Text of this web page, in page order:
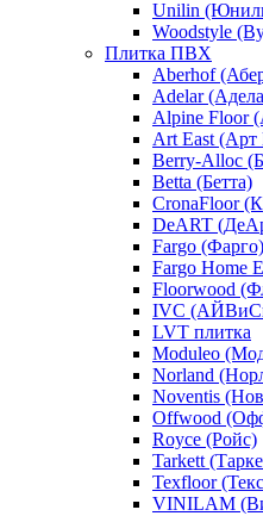
Unilin
Woodstyle
Плитка ПВХ
Aberhof
Adelar
Alpine Floor
Art East (Арт
Berry-Alloc
Betta (Бетта)
CronaFloor
DeART
Fargo (Фарго)
Fargo Home
Floorwood
IVC
LVT плитка
Moduleo
Norland
Noventis
Offwood
Royce (Ройс)
Tarkett
Texfloor
VINILAM